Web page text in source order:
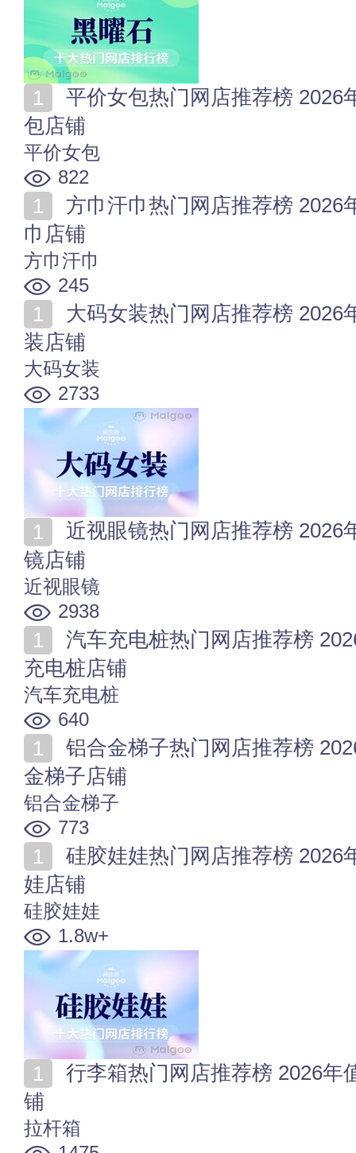
包店铺
平价女包
822
巾店铺
方巾汗巾
245
装店铺
大码女装
2733
镜店铺
近视眼镜
2938
充电桩店铺
汽车充电桩
640
金梯子店铺
铝合金梯子
773
娃店铺
硅胶娃娃
1.8w+
铺
拉杆箱